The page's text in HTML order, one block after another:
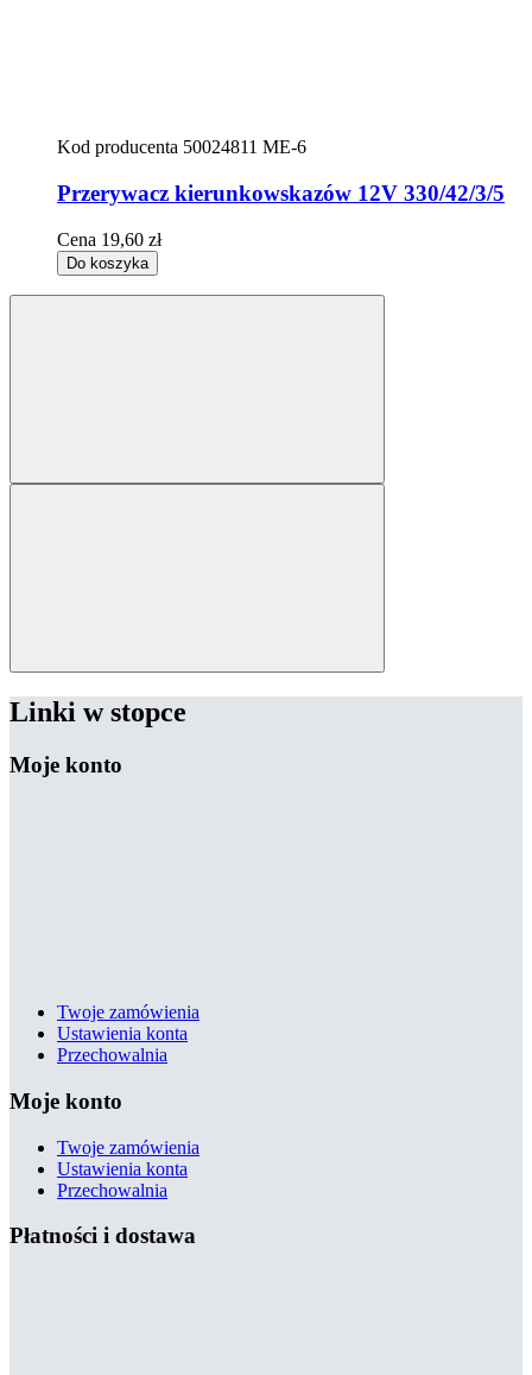
Kod producenta 50024811 ME-6
Przerywacz kierunkowskazów 12V 330/42/3/5
Cena 19,60 zł
Do koszyka
Linki w stopce
Moje konto
Twoje zamówienia
Ustawienia konta
Przechowalnia
Moje konto
Twoje zamówienia
Ustawienia konta
Przechowalnia
Płatności i dostawa